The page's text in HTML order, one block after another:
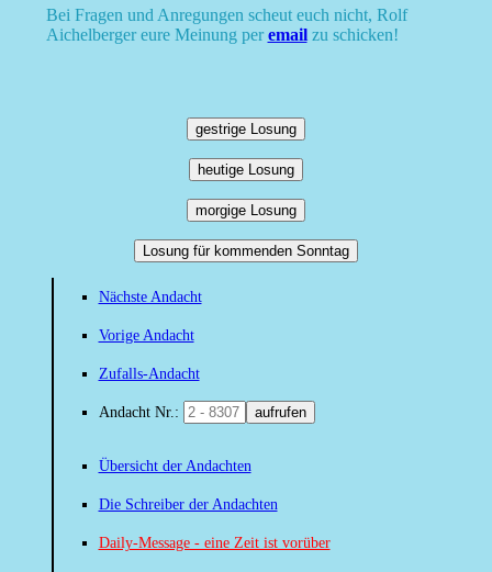
Bei Fragen und Anregungen scheut euch nicht, Rolf
Aichelberger eure Meinung peremailzu schicken!
gestrige Losung
heutige Losung
morgige Losung
Losung für kommenden Sonntag
Nächste Andacht
Vorige Andacht
Zufalls-Andacht
Andacht Nr.: aufrufen
Übersicht der Andachten
Die Schreiber der Andachten
Daily-Message - eine Zeit ist vorüber